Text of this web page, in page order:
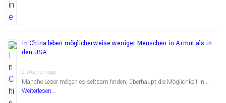
In China leben möglicherweise weniger Menschen in Armut als in
den USA
2 Wochen ago
Manche Leser mögen es seltsam finden, überhaupt die Möglichkeit in …
Weiterlesen...